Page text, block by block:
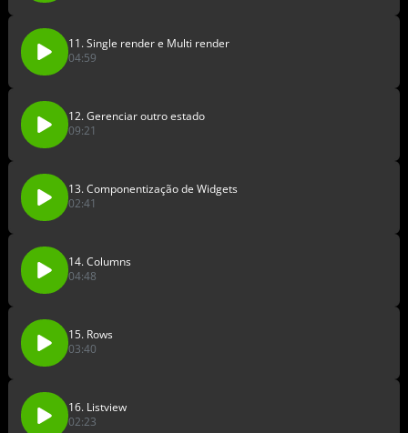
11. Single render e Multi render
04:59
12. Gerenciar outro estado
09:21
13. Componentização de Widgets
02:41
14. Columns
04:48
15. Rows
03:40
16. Listview
02:23